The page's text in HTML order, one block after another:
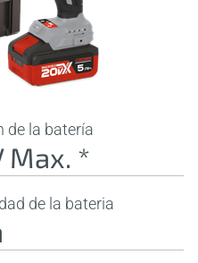
de la batería
Max. *
de la bateria